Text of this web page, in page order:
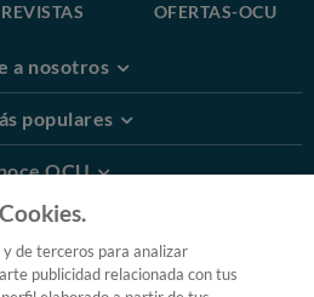
REVISTAS OFERTAS-OCU
a nosotros
populares
OCU
© 2026 OCU
de terceros para analizar
publicidad relacionada con tus